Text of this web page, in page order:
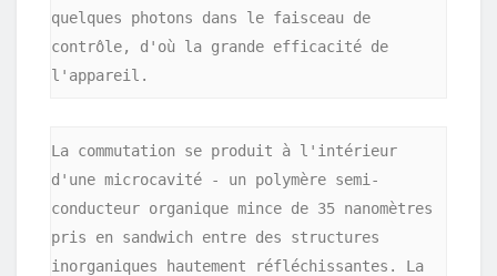
quelques photons dans le faisceau de
contrôle, d'où la grande efficacité de
l'appareil.
La commutation se produit à l'intérieur
d'une microcavité - un polymère semi-
conducteur organique mince de 35 nanomètres
pris en sandwich entre des structures
inorganiques hautement réfléchissantes. La